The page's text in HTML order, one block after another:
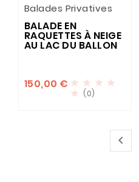
Balades Privatives
BALADE EN
RAQUETTES À NEIGE
AU LAC DU BALLON
150,00 €    
 (0)
